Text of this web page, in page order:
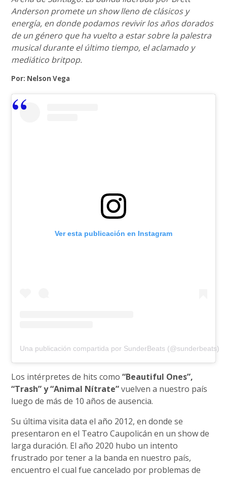
Anderson promete un show lleno de clásicos y
energía, en donde podamos revivir los años dorados
de un género que ha vuelto a estar sobre la palestra
musical durante el último tiempo, el aclamado y
mediático britpop.
Por: Nelson Vega
Ver esta publicación en Instagram
Una publicación compartida por SunderBeats (@sunderbeats)
Los intérpretes de hits como“Beautiful Ones”,
“Trash” y “Animal Nítrate”vuelven a nuestro país
luego de más de 10 años de ausencia.
Su última visita data el año 2012, en donde se
presentaron en el Teatro Caupolicán en un show de
larga duración. El año 2020 hubo un intento
frustrado por tener a la banda en nuestro país,
encuentro el cual fue cancelado por problemas de